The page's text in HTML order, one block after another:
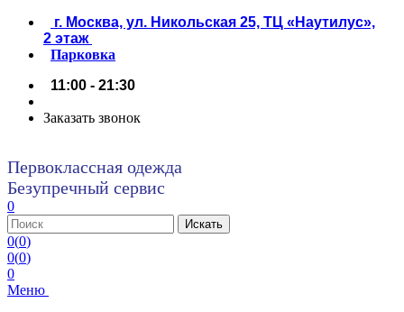
г. Москва, ул. Никольская 25, ТЦ «Наутилус»,
2 этаж
Парковка
11:00 - 21:30
Заказать звонок
Первоклассная одежда
Безупречный сервис
0
0(0)
0(0)
0
Меню